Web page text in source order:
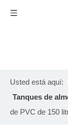
Usted está aquí:
Tanques de
de PVC de 150